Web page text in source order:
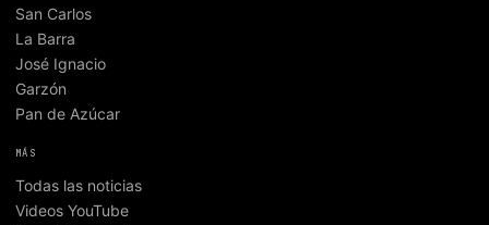
San Carlos
La Barra
José Ignacio
Garzón
Pan de Azúcar
MÁS
Todas las noticias
Videos YouTube